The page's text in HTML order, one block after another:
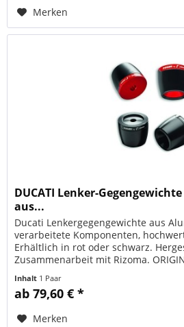
Merken
DUCATI Lenker-
aus...
Ducati Lenkergegengewichte aus
verarbeitete Komponenten,
Erhältlich in rot oder schwarz.
Zusammenarbeit mit Rizoma.
Inhalt 1 Paar
ab 79,60 € *
Merken